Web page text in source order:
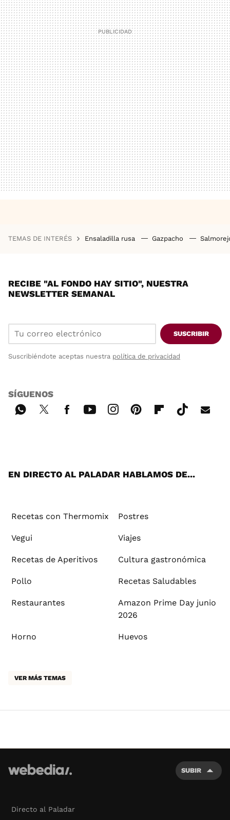
TEMAS DE INTERÉS Ensaladilla rusa Gazpacho
RECIBE "AL FONDO HAY SITIO", NUESTRA
NEWSLETTER SEMANAL
SUSCRIBIR
Suscribiéndote aceptas nuestra política de privacidad
SÍGUENOS
EN DIRECTO AL PALADAR HABLAMOS DE...
Recetas con Thermomix Postres
Vegui Viajes
Recetas de Aperitivos Cultura gastronómica
Pollo Recetas Saludables
Restaurantes
Amazon Prime Day junio
2026
Horno Huevos
VER MÁS TEMAS
SUBIR
Directo al Paladar